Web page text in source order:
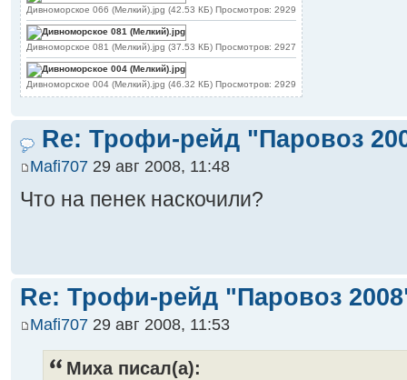
Дивноморское 066 (Мелкий).jpg (42.53 КБ) Просмотров: 2929
Дивноморское 081 (Мелкий).jpg (37.53 КБ) Просмотров: 2927
Дивноморское 004 (Мелкий).jpg (46.32 КБ) Просмотров: 2929
Re: Трофи-рейд "Паровоз
Mafi707 29 авг 2008, 11:48
Что на пенек наскочили?
Re: Трофи-рейд "Паровоз
Mafi707 29 авг 2008, 11:53
Миха писал(а):